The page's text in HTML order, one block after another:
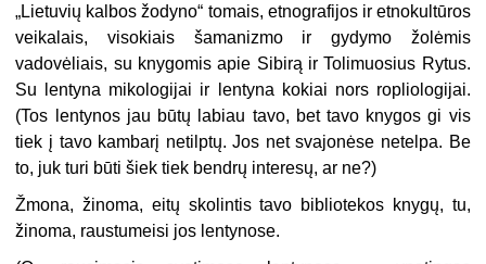
„Lietuvių kalbos žodyno“ tomais, etnografijos ir etnokultūros
veikalais, visokiais šamanizmo ir gydymo žolėmis
vadovėliais, su knygomis apie Sibirą ir Tolimuosius Rytus.
Su lentyna mikologijai ir lentyna kokiai nors ropliologijai.
(Tos lentynos jau būtų labiau tavo, bet tavo knygos gi vis
tiek į tavo kambarį netilptų. Jos net svajonėse netelpa. Be
to, juk turi būti šiek tiek bendrų interesų, ar ne?)
Žmona, žinoma, eitų skolintis tavo bibliotekos knygų, tu,
žinoma, raustumeisi jos lentynose.